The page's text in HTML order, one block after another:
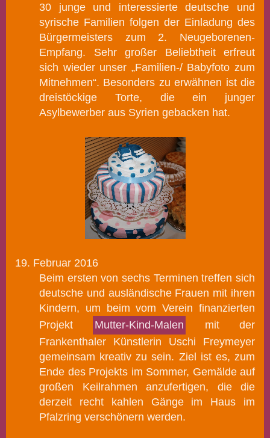
30 junge und interessierte deutsche und
syrische Familien folgen der Einladung des
Bürgermeisters zum 2. Neugeborenen-
Empfang. Sehr großer Beliebtheit erfreut
sich wieder unser „Familien-/ Babyfoto zum
Mitnehmen“. Besonders zu erwähnen ist die
dreistöckige Torte, die ein junger
Asylbewerber aus Syrien gebacken hat.
19. Februar 2016
Beim ersten von sechs Terminen treffen sich
deutsche und ausländische Frauen mit ihren
Kindern, um beim vomVerein finanzierten
Projekt
Mutter-Kind-Malen
mit der
Frankenthaler Künstlerin Uschi Freymeyer
gemeinsam kreativ zu sein. Ziel ist es, zum
Ende des Projekts im Sommer, Gemälde auf
großen Keilrahmen anzufertigen, die die
derzeit recht kahlen Gänge im Haus im
Pfalzring verschönern werden.